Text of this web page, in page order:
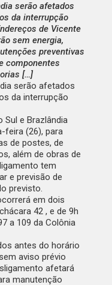
serão afetados
da interrupção
de Vicente
sem energia,
preventivas
componentes
[…]
serão afetados
da interrupção
Sul e Brazlândia
feira (26), para
de postes, de
além de obras de
tem
e previsão de
previsto.
em dois
42 , e de 9h
a 109 da Colônia
antes do horário
aviso prévio
afetará
manutenção